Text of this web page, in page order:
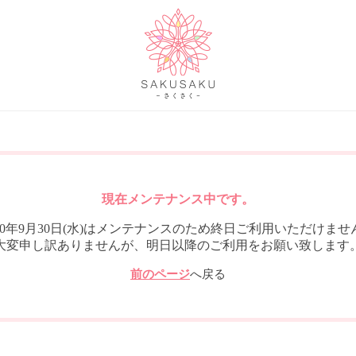
現在メンテナンス中です。
年9月30日(水)はメンテナンスのため終日ご利用いただけませ
変申し訳ありませんが、明日以降のご利用をお願い致します
前のページへ戻る